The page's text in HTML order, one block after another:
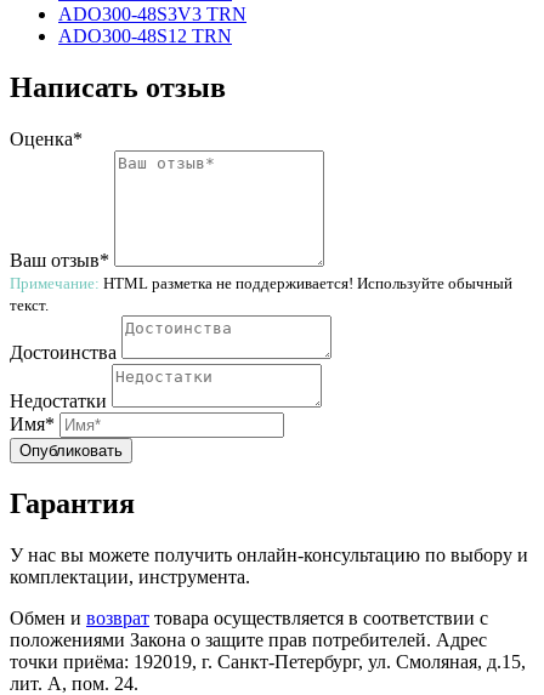
ADO300-48S3V3 TRN
ADO300-48S12 TRN
Написать отзыв
Оценка*
Ваш отзыв*
Примечание: HTML разметка не поддерживается! Используйте обычный
текст.
Достоинства
Недостатки
Имя*
Опубликовать
Гарантия
У нас вы можете получить онлайн-консультацию по выбору и
комплектации, инструмента.
Обмен и возврат товара осуществляется в соответствии с
положениями Закона о защите прав потребителей. Адрес
точки приёма: 192019, г. Санкт-Петербург, ул. Смоляная, д.15,
лит. А, пом. 24.